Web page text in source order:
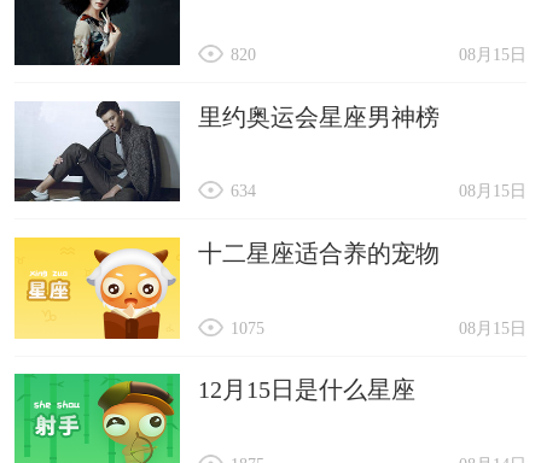
08月15日
820
里约奥运会星座男神榜
08月15日
634
十二星座适合养的宠物
08月15日
1075
12月15日是什么星座